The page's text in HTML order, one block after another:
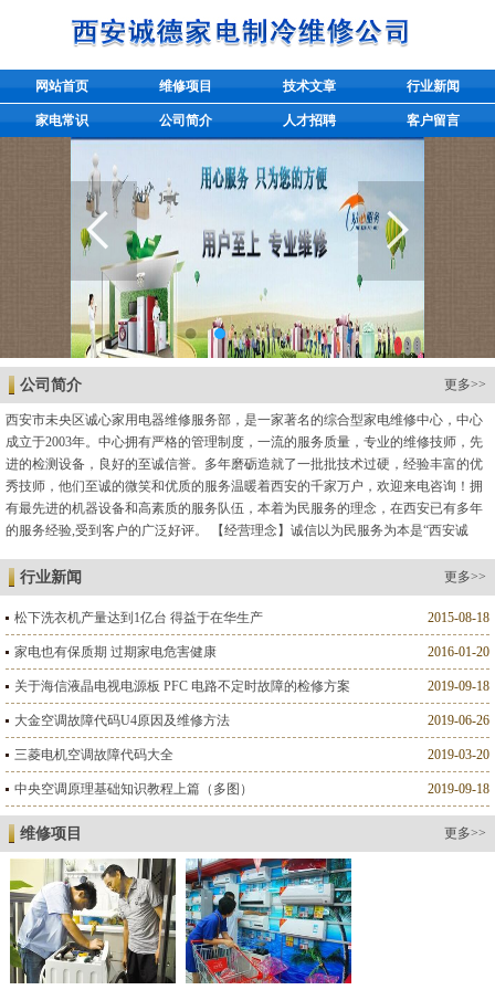
网站首页 维修项目 技术文章 行业新闻
家电常识 公司简介 人才招聘 客户留言
公司简介 更多>>
西安市未央区诚心家用电器维修服务部，是一家著名的综合型家电维修中心，中心
成立于2003年。中心拥有严格的管理制度，一流的服务质量，专业的维修技师，先
进的检测设备，良好的至诚信誉。多年磨砺造就了一批批技术过硬，经验丰富的优
秀技师，他们至诚的微笑和优质的服务温暖着西安的千家万户，欢迎来电咨询！拥
有最先进的机器设备和高素质的服务队伍，本着为民服务的理念，在西安已有多年
的服务经验,受到客户的广泛好评。 【经营理念】诚信以为民服务为本是“西安诚
行业新闻 更多>>
2015-08-18
松下洗衣机产量达到1亿台 得益于在华生产
2016-01-20
家电也有保质期 过期家电危害健康
2019-09-18
关于海信液晶电视电源板 PFC 电路不定时故障的检修方案
2019-06-26
大金空调故障代码U4原因及维修方法
2019-03-20
三菱电机空调故障代码大全
2019-09-18
中央空调原理基础知识教程上篇（多图）
维修项目 更多>>